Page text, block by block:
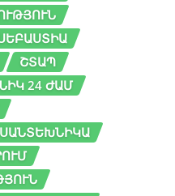
ՇՏԱՊ
24 ԺԱՄ
ՍԱՆՏԵԽՆԻԿԱ